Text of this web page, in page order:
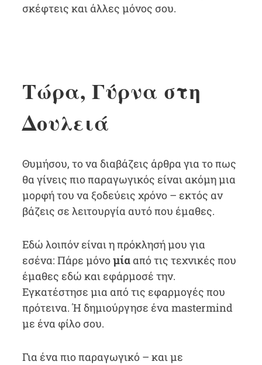
σκέφτεις και άλλες μόνος σου.
Τώρα, Γύρνα στη
Δουλειά
Θυμήσου, το να διαβάζεις άρθρα για το πως
θα γίνεις πιο παραγωγικός είναι ακόμη μια
μορφή του να ξοδεύεις χρόνο – εκτός αν
βάζεις σε λειτουργία αυτό που έμαθες.
Εδώ λοιπόν είναι η πρόκλησή μου για
εσένα: Πάρε μόνομίααπό τις τεχνικές που
έμαθες εδώ και εφάρμοσέ την.
Εγκατέστησε μια από τις εφαρμογές που
πρότεινα. Ή δημιούργησε ένα mastermind
με ένα φίλο σου.
Για ένα πιο παραγωγικό – και με